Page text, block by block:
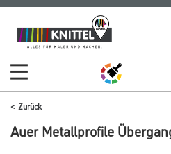
Zum
Inhalt
Zum
Navigationsmenü
Zurück
Auer Metallprofile